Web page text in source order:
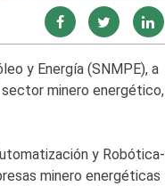
y Energía (SNMPE), a
minero energético,
y Robótica-
minero energéticas